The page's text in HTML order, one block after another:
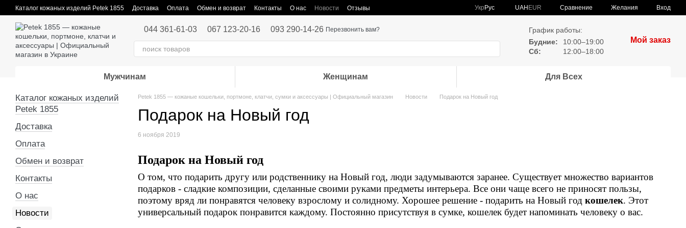
Перейти к основному контенту
Каталог кожаных изделий Petek 1855 Доставка Оплата Обмен и возврат Контакты О нас Новости
Отзывы
Укр Рус UAH EUR Сравнение Желания Вход
044 361-61-03 067 123-20-16 093 290-14-26 Перезвонить вам?
График работы:
Будние:
10:00–19:00
Сб:
12:00–18:00
Мой заказ
Мужчинам Женщинам Для Всех
Petek 1855 — кожаные кошельки, портмоне, клатчи, сумки и аксессуары | Официальный магазин Новости Подарок на Новый год
Подарок на Новый год
6 ноября 2019
Подарок на Новый год
О том, что подарить другу или родственнику на Новый год, люди задумываются заранее. Существует множество вариантов
подарков - сладкие композиции, сделанные своими руками предметы интерьера. Все они чаще всего не приносят пользы,
поэтому вряд ли понравятся человеку взрослому и солидному. Хорошее решение - подарить на Новый год кошелек. Этот
универсальный подарок понравится каждому. Постоянно присутствуя в сумке, кошелек будет напоминать человеку о вас.
Каталог кожаных изделий
Petek 1855
Доставка
Оплата
Обмен и возврат
Контакты
О нас
Новости